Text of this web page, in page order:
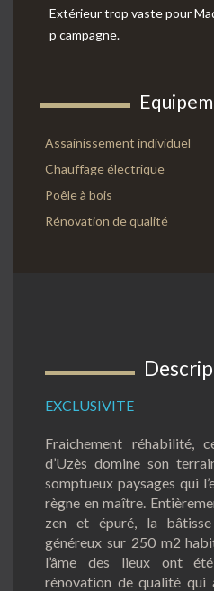
Extérieur trop vaste pour
p campagne.
Assainissement individuel
Chauffage électrique
Poêle à bois
Rénovation de qualité
EXCLUSIVITE
Fraichement réhabilité,
d’Uzès domine son
somptueux paysages qui
règne en maître.
zen et épuré, la
généreux sur 250 m2
l’âme des lieux ont
rénovation de qualité qui